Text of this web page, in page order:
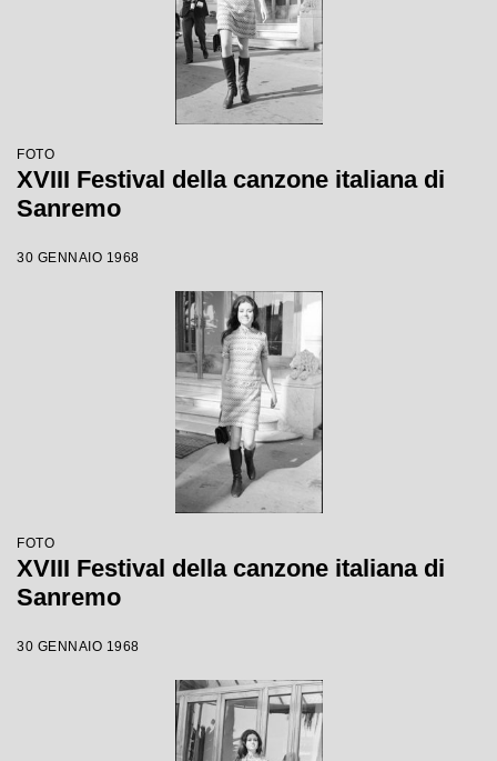
FOTO
XVIII Festival della canzone italiana di
Sanremo
30 GENNAIO 1968
FOTO
XVIII Festival della canzone italiana di
Sanremo
30 GENNAIO 1968